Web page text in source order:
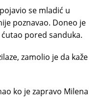
se mladić u
poznavao. Doneo je
pored sanduka.
zamolio je da kaže
ko je zapravo Milena